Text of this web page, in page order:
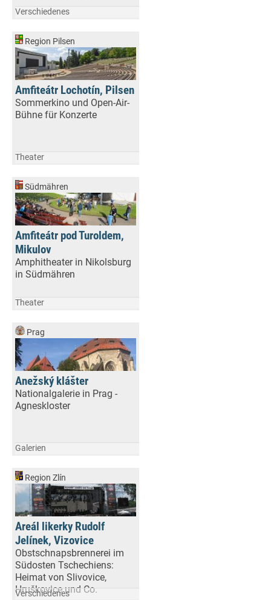
Verschiedenes
Region Pilsen
Amfiteátr Lochotín, Pilsen
Sommerkino und Open-Air-
Bühne für Konzerte
Theater
Südmähren
Amfiteátr pod Turoldem,
Mikulov
Amphitheater in Nikolsburg
in Südmähren
Theater
Prag
Anežský klášter
Nationalgalerie in Prag -
Agneskloster
Galerien
Region Zlín
Areál likerky Rudolf
Jelínek, Vizovice
Obstschnapsbrennerei im
Südosten Tschechiens:
Heimat von Slivovice,
Hruškovice und Co.
Verschiedenes